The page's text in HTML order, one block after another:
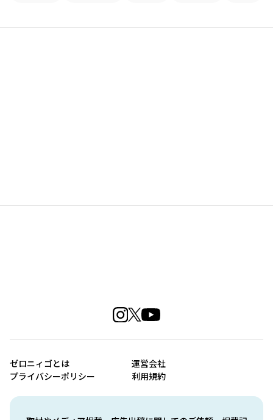
ゼロニィゴとは
運営会社
プライバシーポリシー
利用規約